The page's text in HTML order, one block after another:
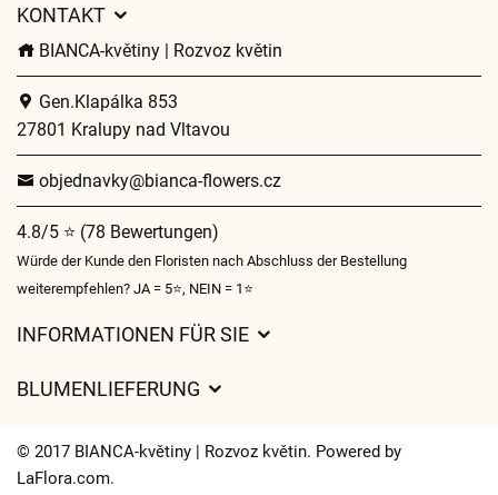
KONTAKT
BIANCA-květiny | Rozvoz květin
Gen.Klapálka 853
27801 Kralupy nad Vltavou
objednavky@bianca-flowers.cz
4.8/5 ⭐ (78 Bewertungen)
Würde der Kunde den Floristen nach Abschluss der Bestellung
weiterempfehlen? JA = 5⭐, NEIN = 1⭐
INFORMATIONEN FÜR SIE
Lieferzeiten für Blumen – Übersicht der Möglichkeiten
BLUMENLIEFERUNG
Wohin wir Blumen liefern
© 2017 BIANCA-květiny | Rozvoz květin. Powered by
LaFlora.com.